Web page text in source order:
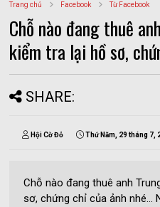
Trang chủ Facebook Từ Facebook
Chỗ nào đang thuê
kiểm tra lại hồ sơ,
SHARE:
Hội Cờ Đỏ Thứ Năm, 29 tháng 7,
Chỗ nào đang thuê anh
sơ, chứng chỉ của ảnh nhé…